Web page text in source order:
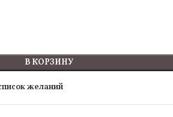
В КОРЗИНУ
желаний